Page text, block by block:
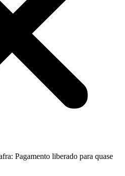
Pagamento liberado para quase